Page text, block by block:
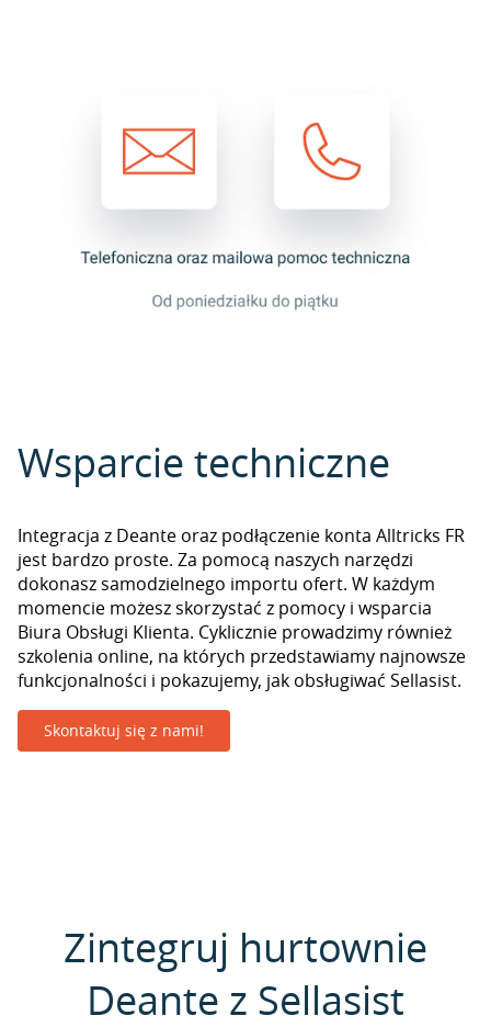
Wsparcie techniczne
Integracja z Deante oraz podłączenie konta Alltricks FR
jest bardzo proste. Za pomocą naszych narzędzi
dokonasz samodzielnego importu ofert. W każdym
momencie możesz skorzystać z pomocy i wsparcia
Biura Obsługi Klienta. Cyklicznie prowadzimy również
szkolenia online, na których przedstawiamy najnowsze
funkcjonalności i pokazujemy, jak obsługiwać Sellasist.
Skontaktuj się z nami!
Zintegruj hurtownie
Deante z Sellasist